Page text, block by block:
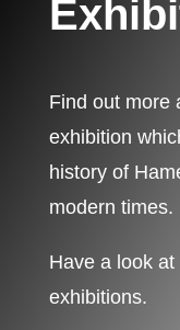
Find out more
exhibition
history of
modern times.
Have a look
exhibitions.